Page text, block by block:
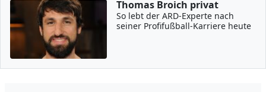
Thomas Broich privat
So lebt der ARD-Experte nach
seiner Profifußball-Karriere heute